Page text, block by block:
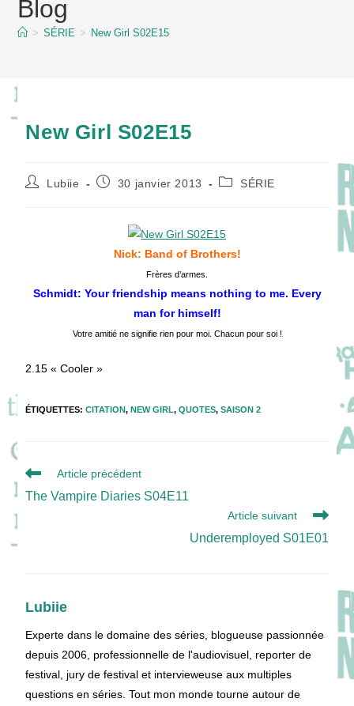
contentBlog
> SÉRIE > New Girl S02E15
New Girl S02E15
Auteur/autrice
Lubiie
Publication
30 janvier 2013
PostSÉRIE
Nick: Band of Brothers!
Frères d’armes.
Schmidt: Your friendship means nothing to me. Every
man for himself!
Votre amitié ne signifie rien pour moi. Chacun pour soi !
2.15 « Cooler »
ÉTIQUETTES:CITATION, NEW GIRL, QUOTES, SAISON 2
Read
articles
Article précédent
The Vampire Diaries S04E11
Article suivant
Underemployed S01E01
Lubiie
Experte dans le domaine des séries, blogueuse passionnée
depuis 2006, professionnelle de l'audiovisuel, reporter de
festival, jury de festival et intervieweuse aux multiples
questions en séries. Tout mon monde tourne autour de